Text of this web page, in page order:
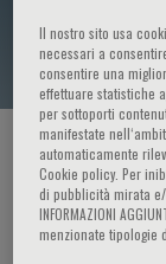
Ivo
HOME PAGE /
Il nostro sito usa
necessari a
consentire una
effettuare statistiche
per sottoporti
manifestate
automaticamente
Cookie policy. Per
di pubblicità mirata
INFORMAZIONI
menzionate tipologie